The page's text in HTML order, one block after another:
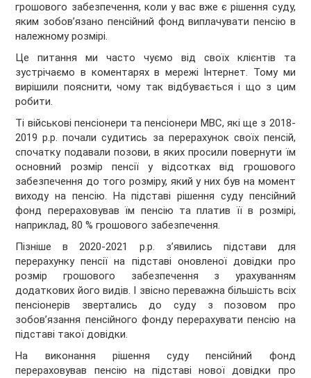
грошового забезпечення, коли у вас вже є рішення суду,
яким зобов’язано пенсійний фонд виплачувати пенсію в
належному розмірі.
Це питання ми часто чуємо від своїх клієнтів та
зустрічаємо в коментарях в мережі Інтернет. Тому ми
вирішили пояснити, чому так відбувається і що з цим
робити.
Ті військові пенсіонери та пенсіонери МВС, які ще з 2018-
2019 р.р. почали судитись за перерахунок своїх пенсій,
спочатку подавали позови, в яких просили повернути їм
основний розмір пенсії у відсотках від грошового
забезпечення до того розміру, який у них був на момент
виходу на пенсію. На підставі рішення суду пенсійний
фонд перераховував їм пенсію та платив її в розмірі,
наприклад, 80 % грошового забезпечення.
Пізніше в 2020-2021 р.р. з’явились підстави для
перерахунку пенсії на підставі оновленої довідки про
розмір грошового забезпечення з урахуванням
додаткових його видів. І звісно переважна більшість всіх
пенсіонерів звертались до суду з позовом про
зобовʼязання пенсійного фонду перерахувати пенсію на
підставі такої довідки.
На виконання рішення суду пенсійний фонд
перераховував пенсію на підставі нової довідки про